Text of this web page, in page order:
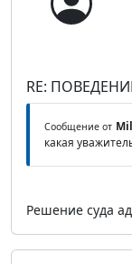
RE:
Сообщение от
какая
Решение суда